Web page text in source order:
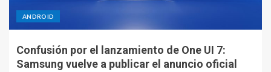
ANDROID
Confusión por el lanzamiento de One UI 7:
Samsung vuelve a publicar el anuncio oficial